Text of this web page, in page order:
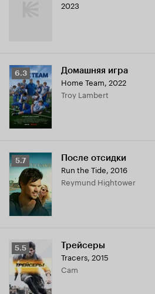
2023
Рейтинг
Кинопоиска
6.3
6.3 Домашняя игра
Home Team, 2022
Troy Lambert
Рейтинг
Кинопоиска
5.7
5.7 После отсидки
Run the Tide, 2016
Reymund Hightower
Рейтинг
Кинопоиска
5.5
5.5 Трейсеры
Tracers, 2015
Cam